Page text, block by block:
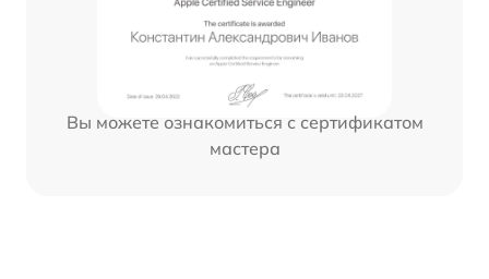
Вы можете ознакомиться с сертификатом
мастера